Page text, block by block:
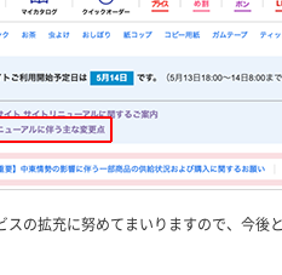
スの拡充に努めてまいりますので、今後